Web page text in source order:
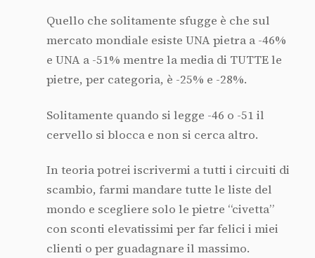
Quello che solitamente sfugge è che sul
mercato mondiale esiste UNA pietra a -46%
e UNA a -51% mentre la media di TUTTE le
pietre, per categoria, è -25% e -28%.
Solitamente quando si legge -46 o -51 il
cervello si blocca e non si cerca altro.
In teoria potrei iscrivermi a tutti i circuiti di
scambio, farmi mandare tutte le liste del
mondo e scegliere solo le pietre “civetta”
con sconti elevatissimi per far felici i miei
clienti o per guadagnare il massimo.